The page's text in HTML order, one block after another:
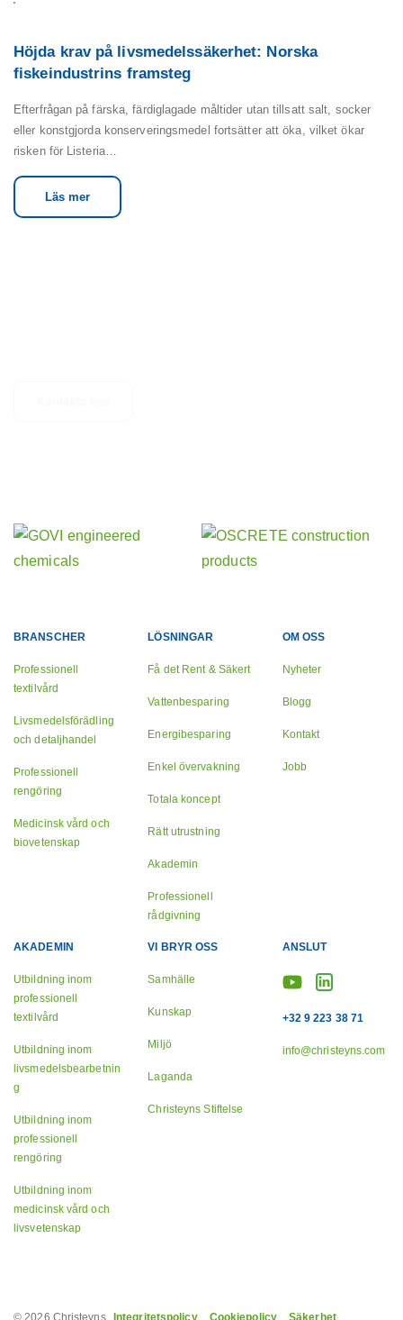
Höjda krav på livsmedelssäkerhet: Norska
fiskeindustrins framsteg
Efterfrågan på färska, färdiglagade måltider utan tillsatt salt, socker
eller konstgjorda konserveringsmedel fortsätter att öka, vilket ökar
risken för Listeria…
Läs mer
BRANSCHER
Professionell
textilvård
Livsmedelsförädling
och detaljhandel
Professionell
rengöring
Medicinsk vård och
biovetenskap
LÖSNINGAR
Få det Rent & Säkert
Vattenbesparing
Energibesparing
Enkel övervakning
Totala koncept
Rätt utrustning
Akademin
Professionell
rådgivning
OM OSS
Nyheter
Blogg
Kontakt
Jobb
AKADEMIN
Utbildning inom
professionell
textilvård
Utbildning inom
livsmedelsbearbetnin
g
Utbildning inom
professionell
rengöring
Utbildning inom
medicinsk vård och
livsvetenskap
VI BRYR OSS
Samhälle
Kunskap
Miljö
Laganda
Christeyns Stiftelse
ANSLUT
+32 9 223 38 71
info@christeyns.com
© 2026 Christeyns. Integritetspolicy Cookiepolicy Säkerhet